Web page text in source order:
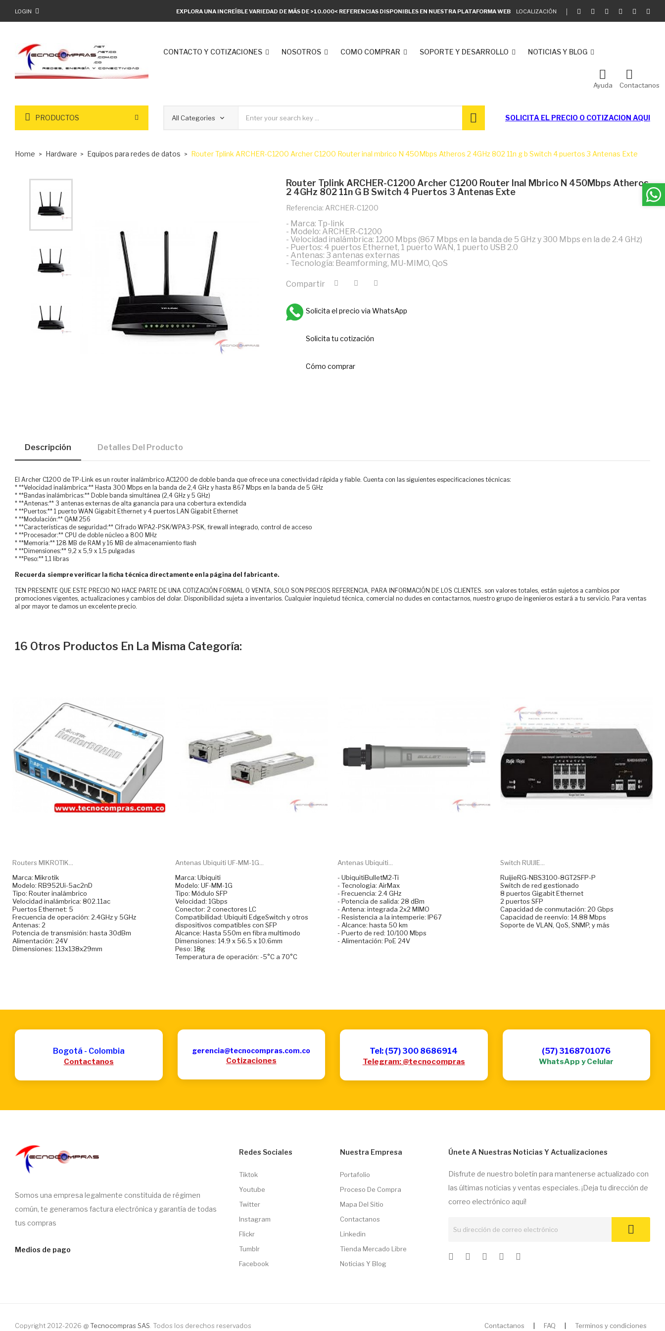
EXPLORA UNA INCREÍBLE VARIEDAD DE MÁS DE >10.000< REFERENCIAS DISPONIBLES EN NUESTRA PLATAFORMA WEB LOCALIZACIÓN
LOGIN
CONTACTO Y COTIZACIONES NOSOTROS COMO COMPRAR SOPORTE Y DESARROLLO NOTICIAS Y BLOG
Ayuda Contactanos
PRODUCTOS SOLICITA EL PRECIO O COTIZACION AQUI
Home Hardware Equipos para redes de datos Router Tplink ARCHER-C1200 Archer C1200 Router inal mbrico N 450Mbps Atheros 2 4GHz 802 11n g b Switch 4 puertos 3 Antenas Exte
Router Tplink ARCHER-C1200 Archer C1200 Router Inal Mbrico N 450Mbps Atheros
2 4GHz 802 11n G B Switch 4 Puertos 3 Antenas Exte
Referencia: ARCHER-C1200
- Marca: Tp-link
- Modelo: ARCHER-C1200
- Velocidad inalámbrica: 1200 Mbps (867 Mbps en la banda de 5 GHz y 300 Mbps en la de 2.4 GHz)
- Puertos: 4 puertos Ethernet, 1 puerto WAN, 1 puerto USB 2.0
- Antenas: 3 antenas externas
- Tecnología: Beamforming, MU-MIMO, QoS
Compartir
Solicita el precio via WhatsApp
Solicita tu cotización
Cómo comprar
Descripción Detalles Del Producto
El Archer C1200 de TP-Link es un router inalámbrico AC1200 de doble banda que ofrece una conectividad rápida y fiable. Cuenta con las siguientes especificaciones técnicas:
* **Velocidad inalámbrica:** Hasta 300 Mbps en la banda de 2,4 GHz y hasta 867 Mbps en la banda de 5 GHz
* **Bandas inalámbricas:** Doble banda simultánea (2,4 GHz y 5 GHz)
* **Antenas:** 3 antenas externas de alta ganancia para una cobertura extendida
* **Puertos:** 1 puerto WAN Gigabit Ethernet y 4 puertos LAN Gigabit Ethernet
* **Modulación:** QAM 256
* **Características de seguridad:** Cifrado WPA2-PSK/WPA3-PSK, firewall integrado, control de acceso
* **Procesador:** CPU de doble núcleo a 800 MHz
* **Memoria:** 128 MB de RAM y 16 MB de almacenamiento flash
* **Dimensiones:** 9,2 x 5,9 x 1,5 pulgadas
* **Peso:** 1,1 libras
Recuerda siempre verificar la ficha técnica directamente en la página del fabricante.
TEN PRESENTE QUE ESTE PRECIO NO HACE PARTE DE UNA COTIZACIÓN FORMAL O VENTA, SOLO SON PRECIOS REFERENCIA, PARA INFORMACIÓN DE LOS CLIENTES. son valores totales, están sujetos a cambios por
promociones vigentes, actualizaciones y cambios del dolar. Disponibilidad sujeta a inventarios. Cualquier inquietud técnica, comercial no dudes en contactarnos, nuestro grupo de ingenieros estará a tu servicio. Para ventas
al por mayor te damos un excelente precio.
16 Otros Productos En La Misma Categoría:
Routers MIKROTIK...
Marca: Mikrotik
Modelo: RB952Ui-5ac2nD
Tipo: Router inalámbrico
Velocidad inalámbrica: 802.11ac
Puertos Ethernet: 5
Frecuencia de operación: 2.4GHz y 5GHz
Antenas: 2
Potencia de transmisión: hasta 30dBm
Alimentación: 24V
Dimensiones: 113x138x29mm
Antenas Ubiquiti UF-MM-1G...
Marca: Ubiquiti
Modelo: UF-MM-1G
Tipo: Módulo SFP
Velocidad: 1Gbps
Conector: 2 conectores LC
Compatibilidad: Ubiquiti EdgeSwitch y otros
dispositivos compatibles con SFP
Alcance: Hasta 550m en fibra multimodo
Dimensiones: 14.9 x 56.5 x 10.6mm
Peso: 18g
Temperatura de operación: -5°C a 70°C
Antenas Ubiquiti...
- UbiquitiBulletM2-Ti
- Tecnologia: AirMax
- Frecuencia: 2.4 GHz
- Potencia de salida: 28 dBm
- Antena: integrada 2x2 MIMO
- Resistencia a la intemperie: IP67
- Alcance: hasta 50 km
- Puerto de red: 10/100 Mbps
- Alimentación: PoE 24V
Switch RUIJIE...
RuijieRG-NBS3100-8GT2SFP-P
Switch de red gestionado
8 puertos Gigabit Ethernet
2 puertos SFP
Capacidad de conmutación: 20 Gbps
Capacidad de reenvío: 14.88 Mbps
Soporte de VLAN, QoS, SNMP, y más
Bogotá - Colombia
Contactanos
gerencia@tecnocompras.com.co
Cotizaciones
Tel: (57) 300 8686914
Telegram: @tecnocompras
(57) 3168701076
WhatsApp y Celular
Somos una empresa legalmente constituida de régimen
común, te generamos factura electrónica y garantía de todas
tus compras
Medios de pago
Redes Sociales
Tiktok
Youtube
Twitter
Instagram
Flickr
Tumblr
Facebook
Nuestra Empresa
Portafolio
Proceso De Compra
Mapa Del Sitio
Contactanos
Linkedin
Tienda Mercado Libre
Noticias Y Blog
Únete A Nuestras Noticias Y Actualizaciones
Disfrute de nuestro boletín para mantenerse actualizado con
las últimas noticias y ventas especiales. ¡Deja tu dirección de
correo electrónico aquí!
Copyright 2012-2026 @ Tecnocompras SAS . Todos los derechos reservados Contactanos FAQ Terminos y condiciones